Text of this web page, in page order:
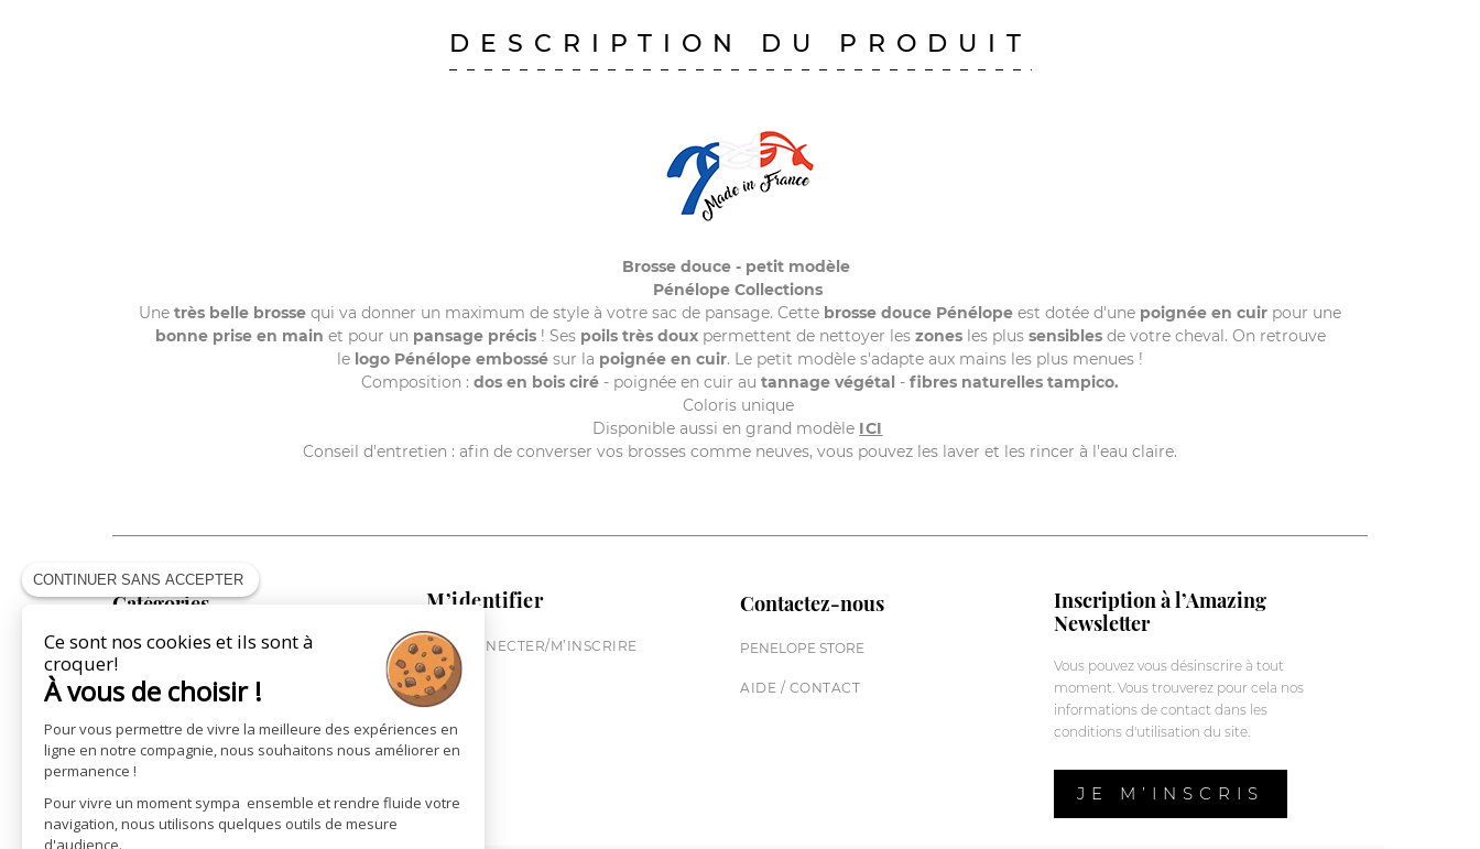
DESCRIPTION DU PRODUIT
Brosse douce - petit modèle
Pénélope Collections
Une très belle brosse qui va donner un maximum de style à votre sac de pansage. Cette brosse douce Pénélope est dotée d'une poignée en cuir pour une
bonne prise en main et pour un pansage précis! Ses poils très doux permettent de nettoyer les zonesles plus sensiblesde votre cheval. On retrouve
le logo Pénélope embossé sur la poignée en cuir. Le petit modèle s'adapte aux mains les plus menues !
Composition : dos en bois ciré - poignée en cuir au tannage végétal - fibres naturelles tampico.
Coloris unique
Disponible aussi en grand modèle ICI
Conseil d'entretien : afin de converser vos brosses comme neuves, vous pouvez les laver et les rincer à l'eau claire.
Catégories
COLLECTION CAVALIÈRE
COLLECTION CHEVAL
COLLECTION VILLE
ST JAMES X PÉNÉLOPE
LA MAROQUINERIE
M’identifier
ME CONNECTER/M’INSCRIRE
Contactez-nous
PENELOPE STORE
AIDE / CONTACT
Inscription à l’Amazing
Newsletter
Vous pouvez vous désinscrire à tout
moment. Vous trouverez pour cela nos
informations de contact dans les
conditions d'utilisation du site.
JE M’INSCRIS
CONTINUER SANS ACCEPTER
Ce sont nos cookies et ils sont à
croquer!
À vous de choisir !
Pour vous permettre de vivre la meilleure des expériences en
ligne en notre compagnie, nous souhaitons nous améliorer en
permanence !
Pour vivre un moment sympa ensemble et rendre fluide votre
navigation, nous utilisons quelques outils de mesure
d'audience.